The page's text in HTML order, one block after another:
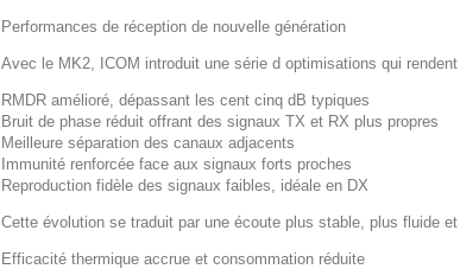
Performances de réception de nouvelle génération
Avec le MK2, ICOM introduit une série d optimisations qui
RMDR amélioré, dépassant les cent cinq dB typiques
Bruit de phase réduit offrant des signaux TX et RX plus propres
Meilleure séparation des canaux adjacents
Immunité renforcée face aux signaux forts proches
Reproduction fidèle des signaux faibles, idéale en DX
Cette évolution se traduit par une écoute plus stable, plus fluide
Efficacité thermique accrue et consommation réduite